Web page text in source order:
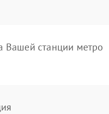
Вашей станции метро